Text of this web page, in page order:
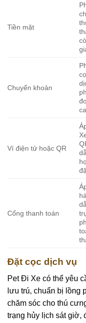
Tiền mặt
Chuyển khoản
Ví điện tử hoặc QR
Cổng thanh toán
Đặt cọc dịch vụ
Pet Đi Xe có thể yêu
lưu trú, chuẩn bị lồng
chăm sóc cho thú
trạng hủy lịch sát giờ,